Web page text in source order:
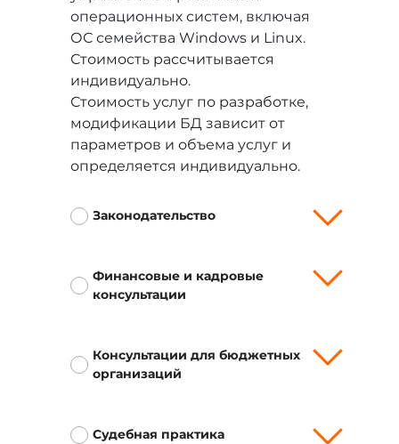
операционных систем, включая
ОС семейства Windows и Linux.
Стоимость рассчитывается
индивидуально.
Стоимость услуг по разработке,
модификации БД зависит от
параметров и объема услуг и
определяется индивидуально.
Законодательство
Финансовые и кадровые
консультации
Консультации для бюджетных
организаций
Судебная практика